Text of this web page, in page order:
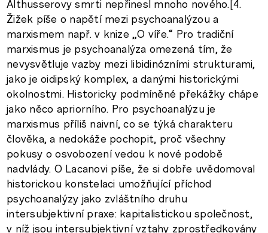
Althusserovy smrti nepřinesl mnoho nového.[4.
Žižek píše o napětí mezi psychoanalýzou a
marxismem např. v knize „O víře.“ Pro tradiční
marxismus je psychoanalýza omezená tím, že
nevysvětluje vazby mezi libidinózními strukturami,
jako je oidipský komplex, a danými historickými
okolnostmi. Historicky podmíněné překážky chápe
jako něco apriorního. Pro psychoanalýzu je
marxismus příliš naivní, co se týká charakteru
člověka, a nedokáže pochopit, proč všechny
pokusy o osvobození vedou k nové podobě
nadvlády. O Lacanovi píše, že si dobře uvědomoval
historickou konstelaci umožňující příchod
psychoanalýzy jako zvláštního druhu
intersubjektivní praxe: kapitalistickou společnost,
v níž jsou intersubjektivní vztahy zprostředkovány